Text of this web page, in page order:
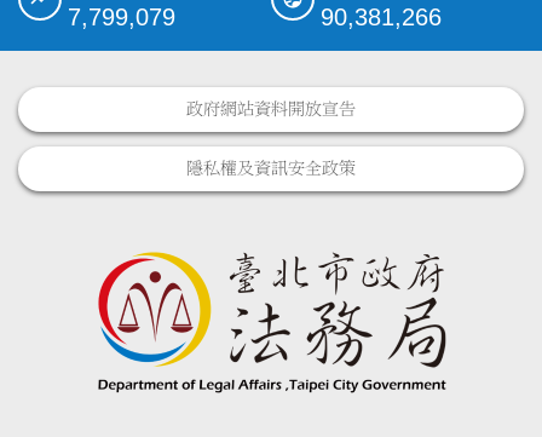
7,799,079 90,381,266
政府網站資料開放宣告
隱私權及資訊安全政策